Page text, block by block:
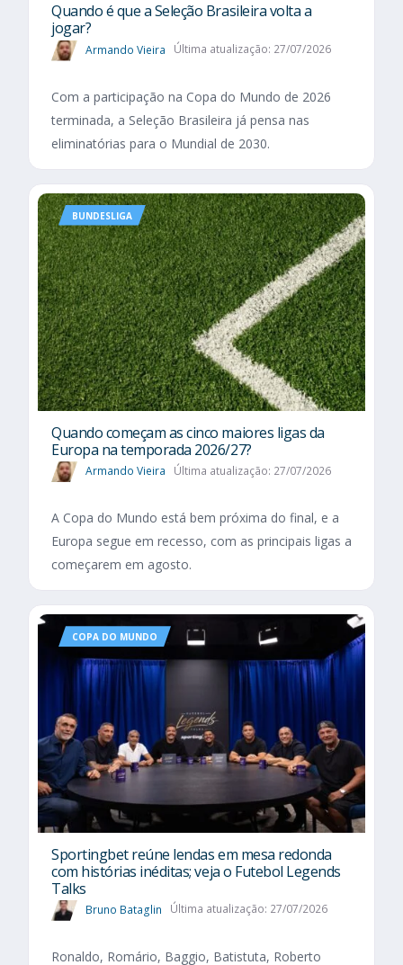
Quando é que a Seleção Brasileira volta a
jogar?
Armando Vieira Última atualização: 27/07/2026
Com a participação na Copa do Mundo de 2026
terminada, a Seleção Brasileira já pensa nas
eliminatórias para o Mundial de 2030.
BUNDESLIGA
Quando começam as cinco maiores ligas da
Europa na temporada 2026/27?
Armando Vieira Última atualização: 27/07/2026
A Copa do Mundo está bem próxima do final, e a
Europa segue em recesso, com as principais ligas a
começarem em agosto.
COPA DO MUNDO
Sportingbet reúne lendas em mesa redonda
com histórias inéditas; veja o Futebol Legends
Talks
Bruno Bataglin Última atualização: 27/07/2026
Ronaldo, Romário, Baggio, Batistuta, Roberto